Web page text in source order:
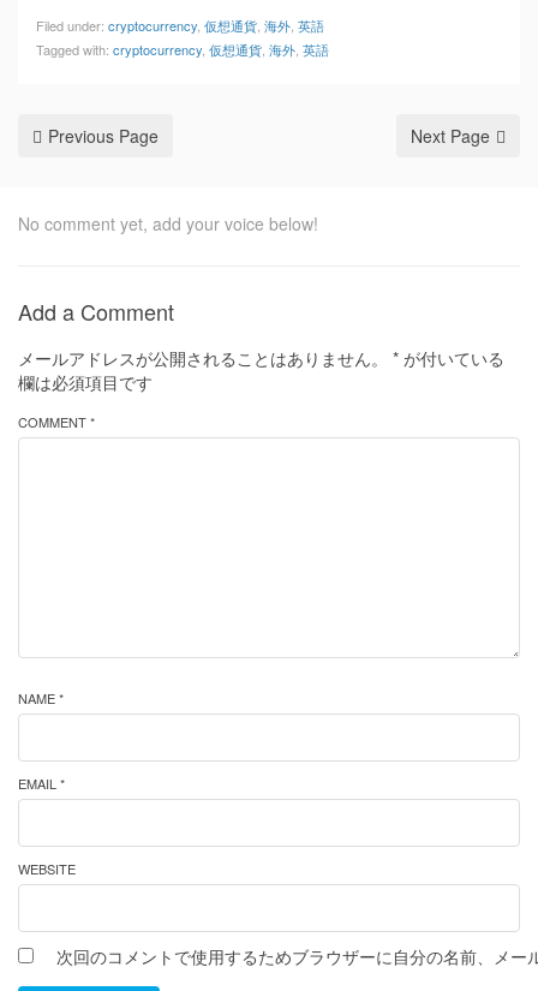
Filed under: cryptocurrency 仮想通貨 海外 英語
Tagged with: cryptocurrency 仮想通貨 海外 英語
Previous Page Next Page
No comment yet, add your voice below!
Add a Comment
メールアドレスが公開されることはありません。 * が付いている
欄は必須項目です
COMMENT *
NAME *
EMAIL *
WEBSITE
次回のコメントで使用するためブラウザーに自分の名前、メー